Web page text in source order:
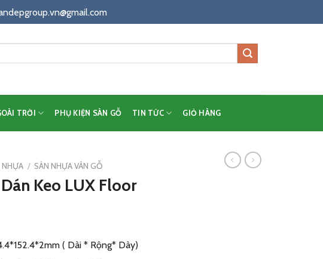
TRỜI PHỤ KIỆN SÀN GỖ TIN TỨC GIỎ HÀNG
NHỰA / SÀN NHỰA VÂN GỖ
Keo LUX Floor
( Dài * Rộng* Dày)